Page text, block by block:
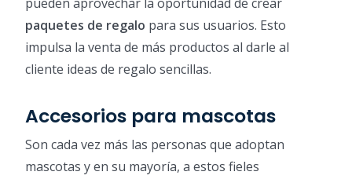
paquetes de regalo para sus usuarios. Esto
impulsa la venta de más productos al darle al
cliente ideas de regalo sencillas.
Accesorios para mascotas
Son cada vez más las personas que adoptan
mascotas y en su mayoría, a estos fieles